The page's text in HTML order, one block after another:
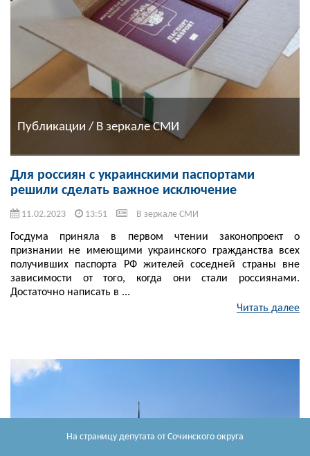
На страницу депутата от Сочинского округа
Публикации / В зеркале СМИ
Для россиян с украинскими паспортами
решили сделать важное исключение
11.02.2023 13:51 В зеркале СМИ
Госдума приняла в первом чтении законопроект о
признании не имеющими украинского гражданства всех
получивших паспорта РФ жителей соседней страны вне
зависимости от того, когда они стали россиянами.
Достаточно написать в ...
Читать далее